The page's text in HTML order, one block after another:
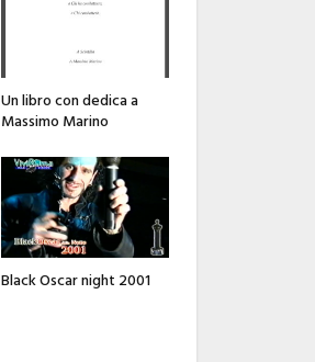
Un libro con dedica a
Massimo Marino
Black Oscar night 2001